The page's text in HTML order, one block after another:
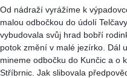
Od nádraží vyrážíme k
malou odbočkou do údolí
vybudovala svůj hrad bobří
potok změní v malé jezírko. Dál
mineme odbočku do Kunčic a o
Stříbrnic. Jak slibovala